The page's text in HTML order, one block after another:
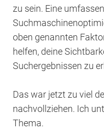
zu sein. Eine
oben genannten
helfen, deine
Suchergebnissen zu
Das war jetzt zu viel
nachvollziehen. Ich
Thema.